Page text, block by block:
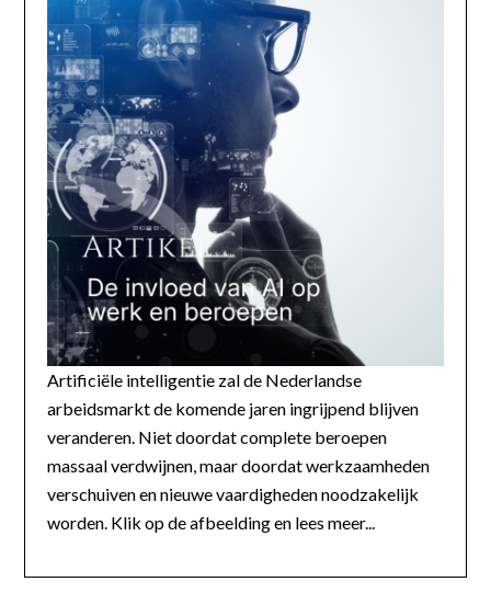
Artificiële intelligentie zal de Nederlandse
arbeidsmarkt de komende jaren ingrijpend blijven
veranderen. Niet doordat complete beroepen
massaal verdwijnen, maar doordat werkzaamheden
verschuiven en nieuwe vaardigheden noodzakelijk
worden. Klik op de afbeelding en lees meer...